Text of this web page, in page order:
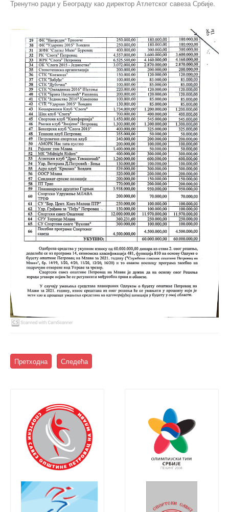
Тренутно ради у Београду као директор Атлетског савеза Србије.
Претходна Следећа